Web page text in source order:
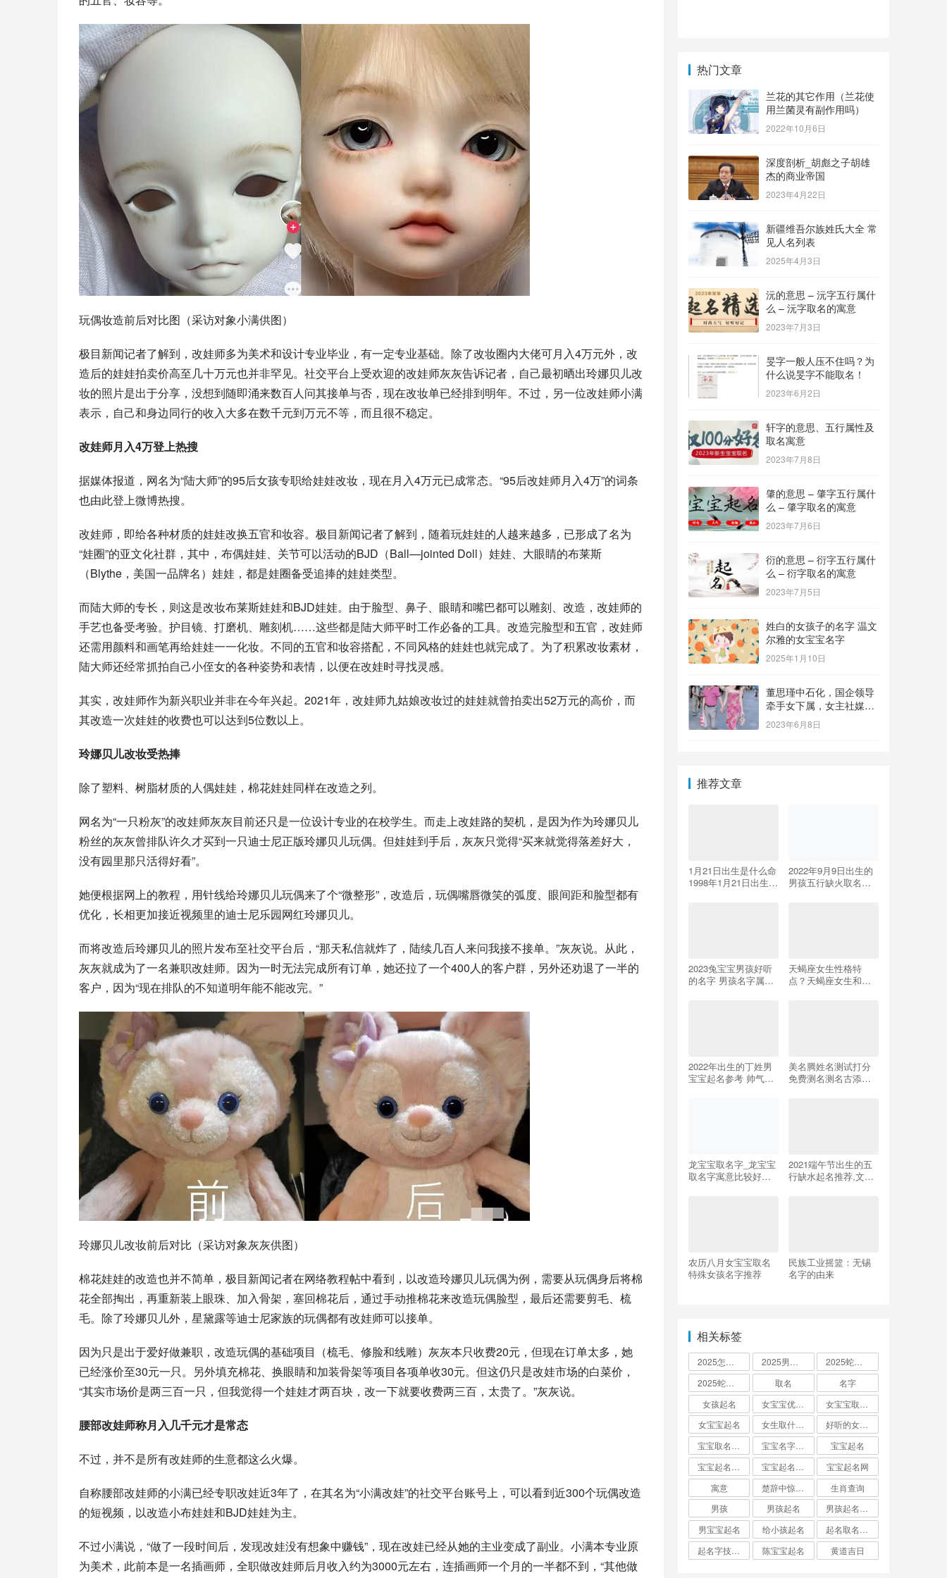
玩偶妆造前后对比图（采访对象小满供图）
极目新闻记者了解到，改娃师多为美术和设计专业毕业，有一定专业基础。除了改妆圈内大佬可月入4万元外，改
造后的娃娃拍卖价高至几十万元也并非罕见。社交平台上受欢迎的改娃师灰灰告诉记者，自己最初晒出玲娜贝儿改
妆的照片是出于分享，没想到随即涌来数百人问其接单与否，现在改妆单已经排到明年。不过，另一位改娃师小满
表示，自己和身边同行的收入大多在数千元到万元不等，而且很不稳定。
改娃师月入4万登上热搜
据媒体报道，网名为“陆大师”的95后女孩专职给娃娃改妆，现在月入4万元已成常态。“95后改娃师月入4万”的词条
也由此登上微博热搜。
改娃师，即给各种材质的娃娃改换五官和妆容。极目新闻记者了解到，随着玩娃娃的人越来越多，已形成了名为
“娃圈”的亚文化社群，其中，布偶娃娃、关节可以活动的BJD （Ball—jointed Doll）娃娃、大眼睛的布莱斯
（Blythe ，美国一品牌名）娃娃，都是娃圈备受追捧的娃娃类型。
而陆大师的专长，则这是改妆布莱斯娃娃和BJD娃娃。由于脸型、鼻子、眼睛和嘴巴都可以雕刻、改造，改娃师的
手艺也备受考验。 护目镜、 打磨机、 雕刻机……这些都是陆大师平时工作必备的工具。改造完脸型和五官，改娃师
还需用颜料和画笔再给娃娃一一化妆。不同的五官和妆容搭配，不同风格的娃娃也就完成了。为了积累改妆素材，
陆大师还经常抓拍自己小侄女的各种姿势和表情，以便在改娃时寻找灵感。
其实，改娃师作为新兴职业并非在今年兴起。2021年，改娃师九姑娘改妆过的娃娃就曾拍卖出52万元的高价，而
其改造一次娃娃的收费也可以达到5位数以上。
玲娜贝儿改妆受热捧
除了塑料、树脂材质的人偶娃娃，棉花娃娃同样在改造之列。
网名为“一只粉灰”的改娃师灰灰目前还只是一位设计专业的在校学生。而走上改娃路的契机，是因为作为玲娜贝儿
粉丝的灰灰曾排队许久才买到一只迪士尼正版玲娜贝儿玩偶。但娃娃到手后，灰灰只觉得“买来就觉得落差好大，
没有园里那只活得好看”。
她便根据网上的教程，用针线给玲娜贝儿玩偶来了个“微整形”，改造后，玩偶嘴唇微笑的弧度、眼间距和脸型都有
优化，长相更加接近视频里的迪士尼乐园网红玲娜贝儿。
而将改造后玲娜贝儿的照片发布至社交平台后，“那天私信就炸了，陆续几百人来问我接不接单。”灰灰说。从此，
灰灰就成为了一名兼职改娃师。因为一时无法完成所有订单，她还拉了一个400人的客户群，另外还劝退了一半的
客户，因为“现在排队的不知道明年能不能改完。”
玲娜贝儿改妆前后对比（采访对象灰灰供图）
棉花娃娃的改造也并不简单，极目新闻记者在网络教程帖中看到，以改造玲娜贝儿玩偶为例，需要从玩偶身后将棉
花全部掏出，再重新装上眼珠、加入骨架，塞回棉花后，通过手动推棉花来改造玩偶脸型，最后还需要剪毛、梳
毛。除了玲娜贝儿外， 星黛露等迪士尼家族的玩偶都有改娃师可以接单。
因为只是出于爱好做兼职，改造玩偶的基础项目（梳毛、修脸和线雕）灰灰本只收费20元，但现在订单太多，她
已经涨价至30元一只。另外填充棉花、换眼睛和加装骨架等项目各项单收30元。但这仍只是改娃市场的白菜价，
“其实市场价是两三百一只，但我觉得一个娃娃才两百块，改一下就要收费两三百，太贵了。”灰灰说。
腰部改娃师称月入几千元才是常态
不过，并不是所有改娃师的生意都这么火爆。
自称腰部改娃师的小满已经专职改娃近3年了，在其名为“小满改娃”的社交平台账号上，可以看到近300个玩偶改造
的短视频，以改造小布娃娃和BJD娃娃为主。
不过小满说，“做了一段时间后，发现改娃没有想象中赚钱”，现在改娃已经从她的主业变成了副业。小满本专业原
为美术，此前本是一名插画师，全职做改娃师后月收入约为3000元左右，连插画师一个月的一半都不到，“其他做
热门文章
兰花的其它作用（兰花使
用兰菌灵有副作用吗）
2022年10月6日
深度剖析_胡彪之子胡雄
杰的商业帝国
2023年4月22日
新疆维吾尔族姓氏大全 常
见人名列表
2025年4月3日
沅的意思 – 沅字五行属什
么 – 沅字取名的寓意
2023年7月3日
旻字一般人压不住吗？为
什么说旻字不能取名！
2023年6月2日
轩字的意思、五行属性及
取名寓意
2023年7月8日
肇的意思 – 肇字五行属什
么 – 肇字取名的寓意
2023年7月6日
衍的意思 – 衍字五行属什
么 – 衍字取名的寓意
2023年7月5日
姓白的女孩子的名字 温文
尔雅的女宝宝名字
2025年1月10日
董思瑾中石化，国企领导
牵手女下属，女主社媒晒
钻戒，奢侈品众多还要买
保险箱
2023年6月8日
推荐文章
1月21日出生是什么命
1998年1月21日出生是
2022年9月9日出生的
男孩五行缺火取名大
2023兔宝宝男孩好听
的名字 男孩名字属兔
天蝎座女生性格特
点？天蝎座女生和什
2022年出生的丁姓男
宝宝起名参考 帅气勇
美名腾姓名测试打分
免费测名测名古添君
龙宝宝取名字_龙宝宝
取名字寓意比较好的
2021端午节出生的五
行缺水起名推荐,文雅
农历八月女宝宝取名
特殊女孩名字推荐
民族工业摇篮：无锡
名字的由来
相关标签
取名
名字
女孩起名
女宝宝起名
宝宝起名
宝宝起名网
寓意
生肖查询
男孩
男孩起名
男宝宝起名
给小孩起名
陈宝宝起名 黄道吉日